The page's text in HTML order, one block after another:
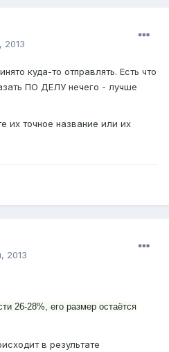
2013
куда-то отправлять. Есть что
ПО ДЕЛУ нечего - лучше
их точное название или их
2013
26-28%, его размер остаётся
в результате